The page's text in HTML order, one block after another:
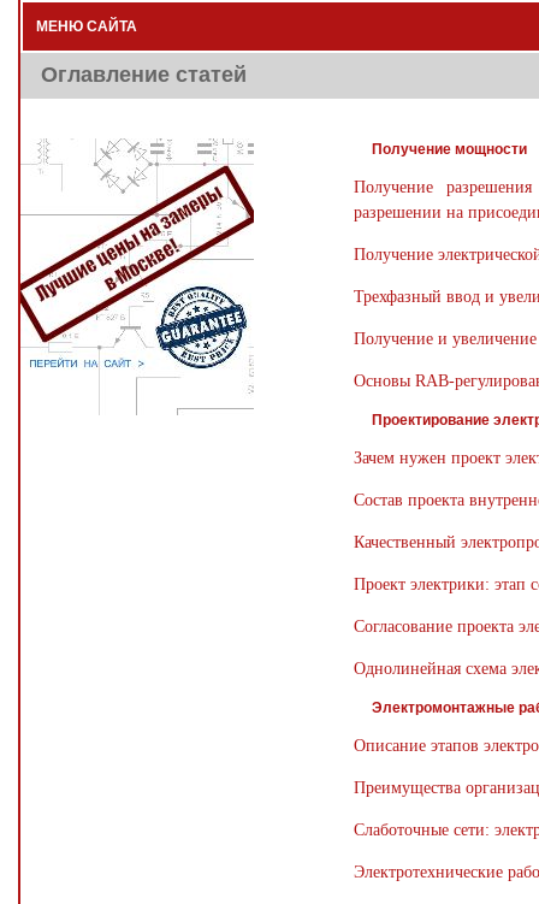
МЕНЮ САЙТА
Оглавление статей
Получение мощности
Получение
разрешении на
Получение
Трехфазный ввод и
Получение и
Основы RAB-
Проектирование
Зачем нужен проект
Состав проекта
Качественный
Проект электрики: этап
Согласование проекта
Однолинейная схема
Электромонтажные
Описание этапов
Преимущества
Слаботочные сети:
Электротехнические